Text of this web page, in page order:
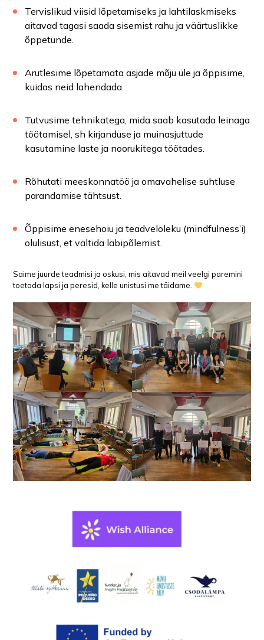
Tervislikud viisid lõpetamiseks ja lahtilaskmiseks
aitavad tagasi saada sisemist rahu ja väärtuslikke
õppetunde.
Arutlesime lõpetamata asjade mõju üle ja õppisime,
kuidas neid lahendada.
Tutvusime tehnikatega, mida saab kasutada leinaga
töötamisel, sh kirjanduse ja muinasjuttude
kasutamine laste ja noorukitega töötades.
Rõhutati meeskonnatöö ja omavahelise suhtluse
parandamise tähtsust.
Õppisime enesehoiu ja teadveloleku (mindfulness’i)
olulisust, et vältida läbipõlemist.
Saime juurde teadmisi ja oskusi, mis aitavad meil veelgi paremini
toetada lapsi ja peresid, kelle unistusi me täidame.